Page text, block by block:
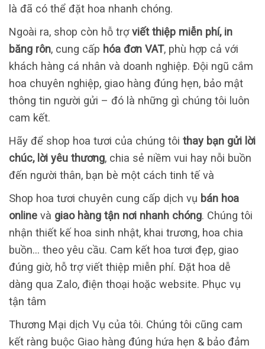
là đã có thể đặt hoa nhanh chóng.
Ngoài ra, shop còn hỗ trợviết thiệp miễn phí, in
băng rôn, cung cấp hóa đơn VAT, phù hợp cả với
khách hàng cá nhân và doanh nghiệp. Đội ngũ cắm
hoa chuyên nghiệp, giao hàng đúng hẹn, bảo mật
thông tin người gửi – đó là những gì chúng tôi luôn
cam kết.
Hãy để shop hoa tươi của chúng tôi thay bạn gửi lời
chúc, lời yêu thương, chia sẻ niềm vui hay nỗi buồn
đến người thân, bạn bè một cách tinh tế và
Shop hoa tươi chuyên cung cấp dịch vụ bán hoa
online và giao hàng tận nơi nhanh chóng. Chúng tôi
nhận thiết kế hoa sinh nhật, khai trương, hoa chia
buồn… theo yêu cầu. Cam kết hoa tươi đẹp, giao
đúng giờ, hỗ trợ viết thiệp miễn phí. Đặt hoa dễ
dàng qua Zalo, điện thoại hoặc website. Phục vụ
tận tâm
Thương Mại dịch Vụ của tôi. Chúng tôi cũng cam
kết ràng buộc Giao hàng đúng hứa hẹn & bảo đảm